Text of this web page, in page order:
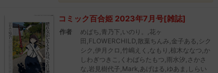
コミック百合姫 2023年7月号[雑誌]
作者
めばち,青乃下,いのり。,花ヶ
田,FLOWERCHILD,散葉ちんみ,金子ある,シク
シク,伊月クロ,竹嶋えく,なもり,椋木ななつ,か
しわぎつきこ,くわばらたもつ,雨水汐,さかさ
な,岩見樹代子,Mark,あげはる,ゆあま,しらい